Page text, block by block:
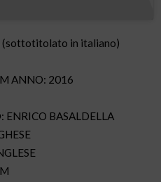
(sottotitolato in italiano)
ANNO: 2016
ENRICO BASALDELLA